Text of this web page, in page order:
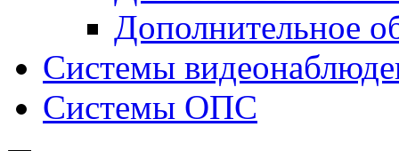
Дополнительное
Системы
Системы ОПС